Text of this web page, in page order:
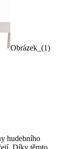
Obrázek_(1)
hudebního
Díky těmto